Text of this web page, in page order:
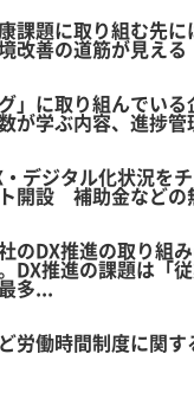
課題に取り組む先
改善の道筋が見える
」に取り組んでい
が学ぶ内容、進捗管
デジタル化状況を
開設 補助金などの
のDX推進の取り組
DX推進の課題は「
多...
労働時間制度に関